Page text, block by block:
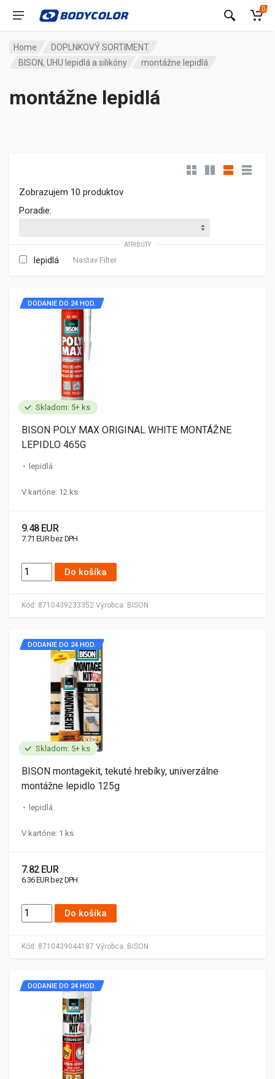
0
Home
DOPLNKOVÝ SORTIMENT
BISON, UHU lepidlá a silikóny
montážne lepidlá
montážne lepidlá
Zobrazujem 10 produktov
Poradie:
ATRIBÚTY
lepidlá Nastav Filter
Skladom: 5+ ks
Kód: 8710439233352 Výrobca: BISON
DODANIE DO 24 HOD.
BISON POLY MAX ORIGINAL WHITE MONTÁŽNE
LEPIDLO 465G
lepidlá
V kartóne: 12 ks
9.48 EUR
7.71 EUR bez DPH
Do košíka
Skladom: 5+ ks
Kód: 8710439044187 Výrobca: BISON
DODANIE DO 24 HOD.
BISON montagekit, tekuté hrebíky, univerzálne
montážne lepidlo 125g
lepidlá
V kartóne: 1 ks
7.82 EUR
6.36 EUR bez DPH
Do košíka
DODANIE DO 24 HOD.